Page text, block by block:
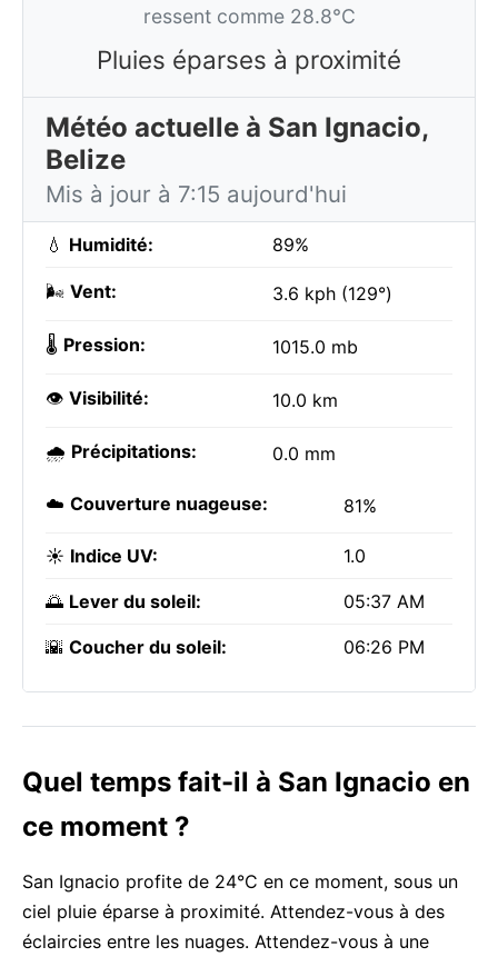
ressent comme 28.8°C
Pluies éparses à proximité
Météo actuelle à San Ignacio,
Belize
Mis à jour à 7:15 aujourd'hui
💧 Humidité: 89%
🌬️ Vent: 3.6 kph (129°)
🌡️ Pression: 1015.0 mb
👁️ Visibilité: 10.0 km
🌧️ Précipitations: 0.0 mm
☁️ Couverture nuageuse: 81%
☀️ Indice UV: 1.0
🌅 Lever du soleil: 05:37 AM
🌇 Coucher du soleil: 06:26 PM
Quel temps fait-il à San Ignacio en
ce moment ?
San Ignacio profite de 24°C en ce moment, sous un
ciel pluie éparse à proximité. Attendez-vous à des
éclaircies entre les nuages. Attendez-vous à une